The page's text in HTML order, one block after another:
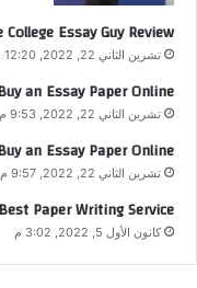
College Essay Guy Review
تشرين الثاني 22, 2022, 12:20 م
an Essay Paper Online
تشرين الثاني 22, 2022, 9:53 م
an Essay Paper Online
تشرين الثاني 22, 2022, 9:57 م
Paper Writing Service
كانون الأول 5, 2022, 3:02 م